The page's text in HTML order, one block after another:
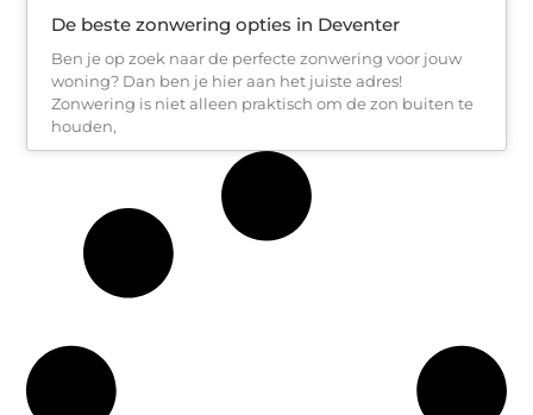
De beste zonwering opties in Deventer
Ben je op zoek naar de perfecte zonwering voor jouw
woning? Dan ben je hier aan het juiste adres!
Zonwering is niet alleen praktisch om de zon buiten te
houden,